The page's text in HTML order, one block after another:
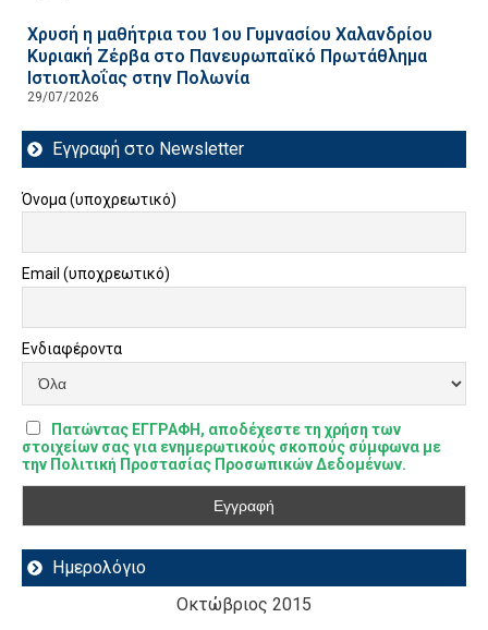
Χρυσή η μαθήτρια του 1ου Γυμνασίου Χαλανδρίου
Κυριακή Ζέρβα στο Πανευρωπαϊκό Πρωτάθλημα
Ιστιοπλοΐας στην Πολωνία
29/07/2026
Εγγραφή στο Newsletter
Όνομα (υποχρεωτικό)
Email (υποχρεωτικό)
Ενδιαφέροντα
Πατώντας ΕΓΓΡΑΦΗ, αποδέχεστε τη χρήση των
στοιχείων σας για ενημερωτικούς σκοπούς σύμφωνα με
την Πολιτική Προστασίας Προσωπικών Δεδομένων.
Ημερολόγιο
Οκτώβριος 2015